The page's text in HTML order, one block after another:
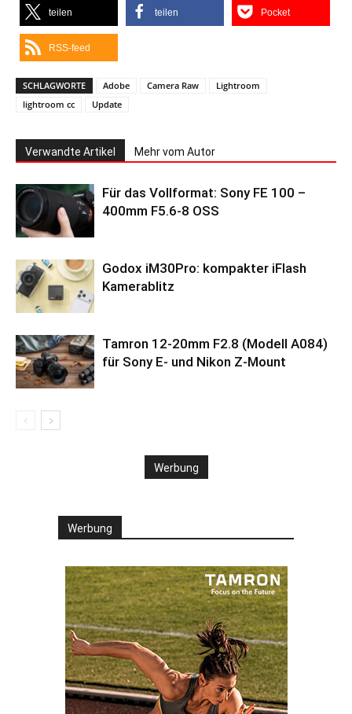
teilen teilen Pocket
RSS-feed
SCHLAGWORTE Adobe Camera Raw
Lightroom
lightroom cc
Update
Verwandte Artikel Mehr vom Autor
Für das Vollformat: Sony FE 100 –
400mm F5.6-8 OSS
Godox iM30Pro: kompakter iFlash
Kamerablitz
Tamron 12-20mm F2.8 (Modell A084)
für Sony E- und Nikon Z-Mount
Werbung
Werbung